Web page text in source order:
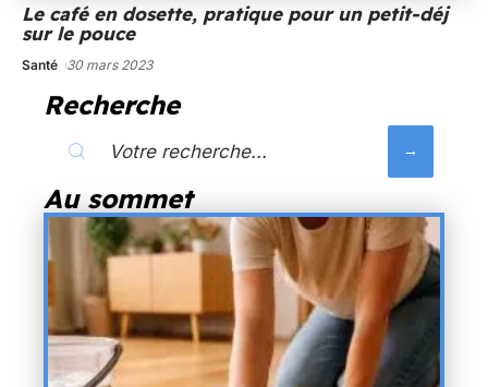
Le café en dosette, pratique pour un petit-déj
sur le pouce
Santé 30 mars 2023
Recherche
Au sommet